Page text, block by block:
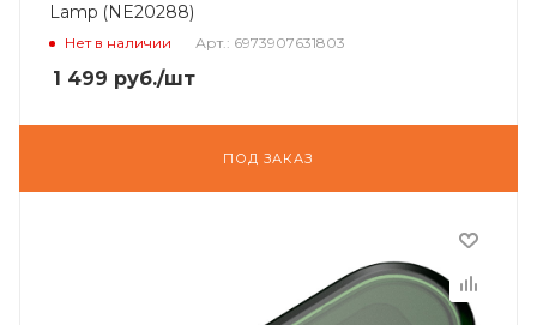
Lamp (NE20288)
Нет в наличии Арт.: 6973907631803
1 499 руб./шт
ПОД ЗАКАЗ